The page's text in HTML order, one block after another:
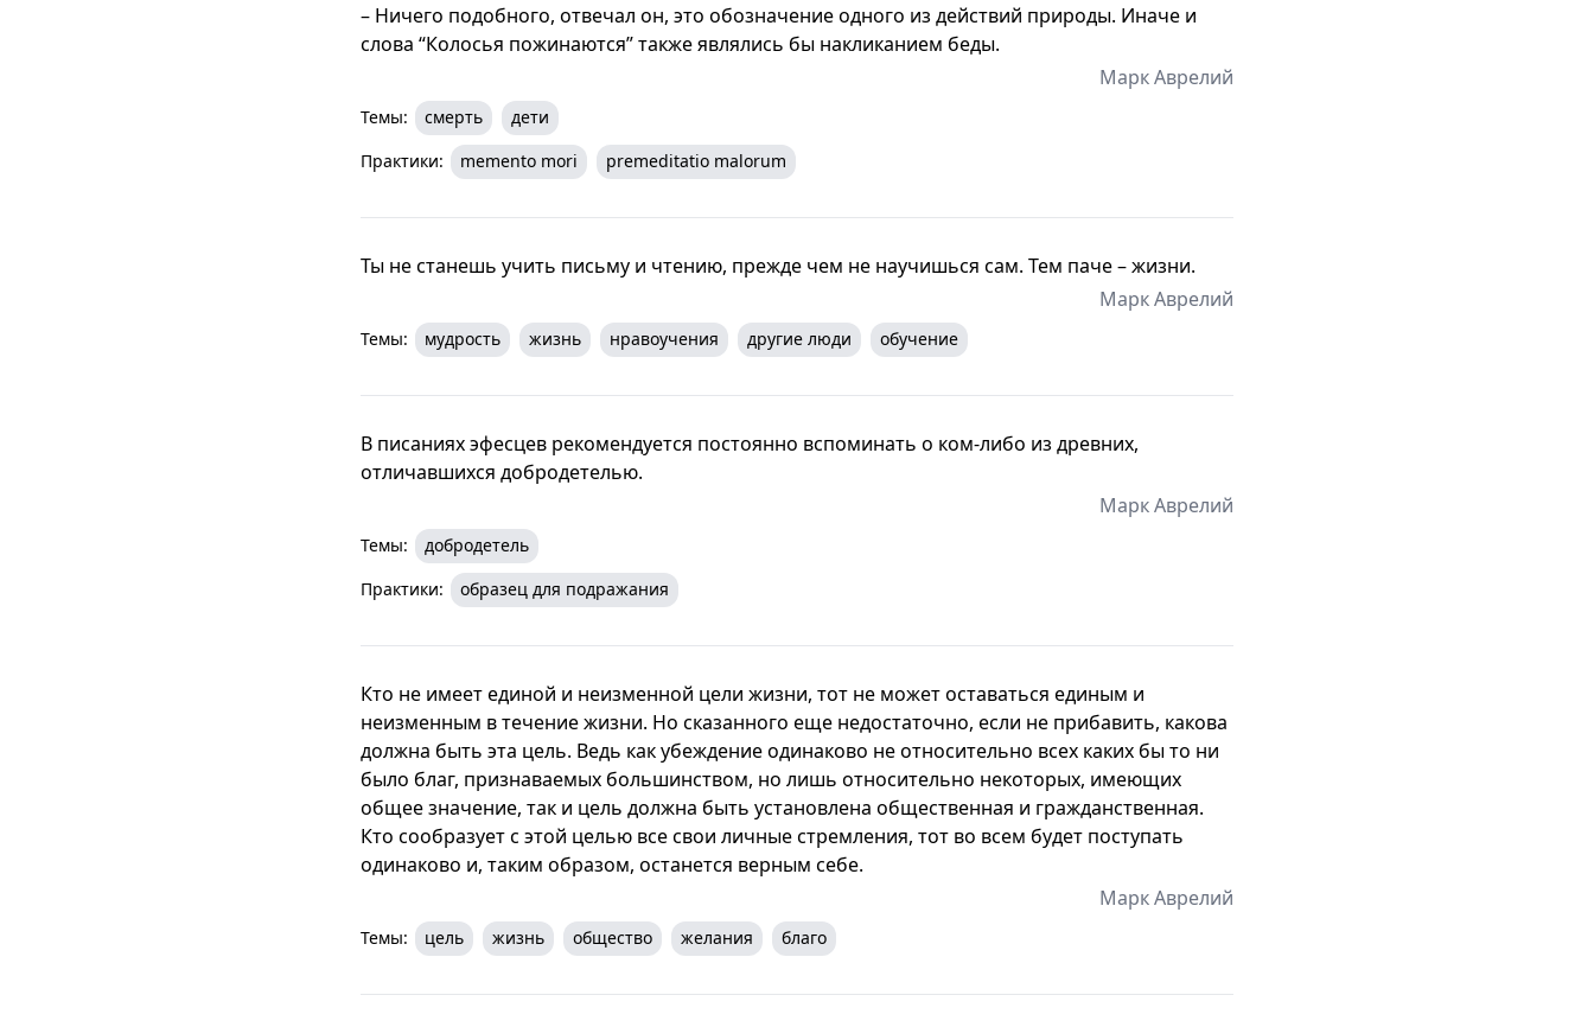
– Ничего подобного, отвечал он, это обозначение одного из действий природы. Иначе и
слова “Колосья пожинаются” также являлись бы накликанием беды.
Марк Аврелий
Темы: смерть
дети
Практики:
memento mori premeditatio malorum
Ты не станешь учить письму и чтению, прежде чем не научишься сам. Тем паче – жизни.
Марк Аврелий
Темы: мудрость жизнь нравоучения другие люди обучение
В писаниях эфесцев рекомендуется постоянно вспоминать о ком-либо из древних,
отличавшихся добродетелью.
Марк Аврелий
Темы:
добродетель
Практики:
образец для подражания
Кто не имеет единой и неизменной цели жизни, тот не может оставаться единым и
неизменным в течение жизни. Но сказанного еще недостаточно, если не прибавить, какова
должна быть эта цель. Ведь как убеждение одинаково не относительно всех каких бы то ни
было благ, признаваемых большинством, но лишь относительно некоторых, имеющих
общее значение, так и цель должна быть установлена общественная и гражданственная.
Кто сообразует с этой целью все свои личные стремления, тот во всем будет поступать
одинаково и, таким образом, останется верным себе.
Марк Аврелий
Темы: цель жизнь общество желания благо